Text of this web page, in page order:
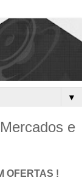
▼
e
OFERTAS !